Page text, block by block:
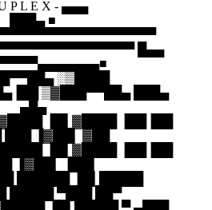
P L E X - ▄▄▄
███▄ ■
█▄▄
░▒████
▒▓███▀▀██▄ ███▄
▄█▄
▐█▌▓████ ▐██▐██
▐▓██▌ ▓██
▐█▌▓████ ▐██▐██
▐▓██▌ ▐██▌
█████ ▀███ ██▀